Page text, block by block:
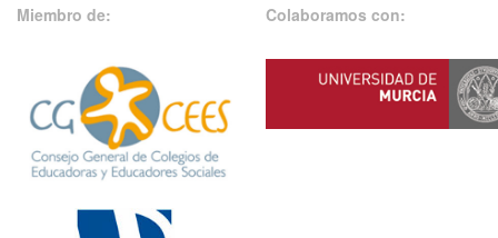
Miembro de: Colaboramos con: